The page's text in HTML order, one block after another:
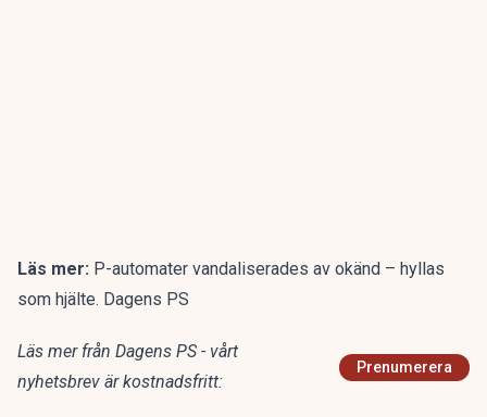
Läs mer: P-automater vandaliserades av okänd – hyllas
som hjälte. Dagens PS
Läs mer från Dagens PS - vårt
nyhetsbrev är kostnadsfritt:
Prenumerera